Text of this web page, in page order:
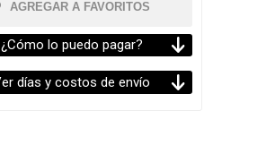
AGREGAR A FAVORITOS
¿Cómo lo puedo pagar?
días y costos de envío